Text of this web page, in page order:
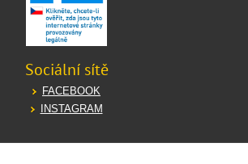
Sociální sítě
FACEBOOK
INSTAGRAM